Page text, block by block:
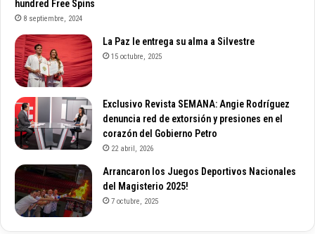
hundred Free Spins
8 septiembre, 2024
La Paz le entrega su alma a Silvestre
15 octubre, 2025
Exclusivo Revista SEMANA: Angie Rodríguez
denuncia red de extorsión y presiones en el
corazón del Gobierno Petro
22 abril, 2026
Arrancaron los Juegos Deportivos Nacionales
del Magisterio 2025!
7 octubre, 2025